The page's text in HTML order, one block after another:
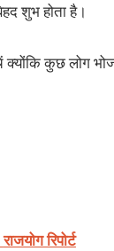
शुभ होता है।
कुछ लोग
राजयोग रिपोर्ट